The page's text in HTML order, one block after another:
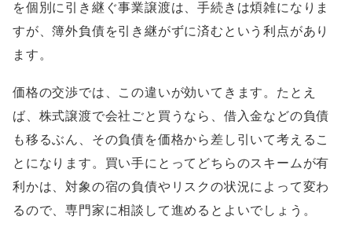
を個別に引き継ぐ事業譲渡は、手続きは煩雑になりま
すが、簿外負債を引き継がずに済むという利点があり
ます。
価格の交渉では、この違いが効いてきます。たとえ
ば、株式譲渡で会社ごと買うなら、借入金などの負債
も移るぶん、その負債を価格から差し引いて考えるこ
とになります。買い手にとってどちらのスキームが有
利かは、対象の宿の負債やリスクの状況によって変わ
るので、専門家に相談して進めるとよいでしょう。